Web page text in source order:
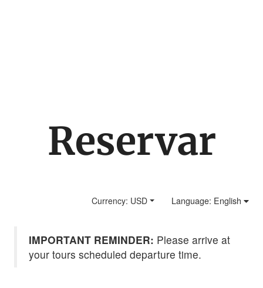
Reservar